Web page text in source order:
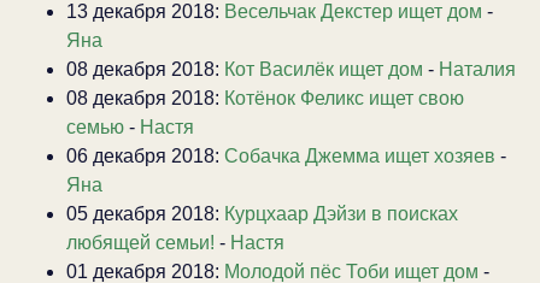
13 декабря 2018: Весельчак Декстер ищет дом -
Яна
08 декабря 2018: Кот Василёк ищет дом - Наталия
08 декабря 2018: Котёнок Феликс ищет свою
семью - Настя
06 декабря 2018: Собачка Джемма ищет хозяев -
Яна
05 декабря 2018: Курцхаар Дэйзи в поисках
любящей семьи! - Настя
01 декабря 2018: Молодой пёс Тоби ищет дом -